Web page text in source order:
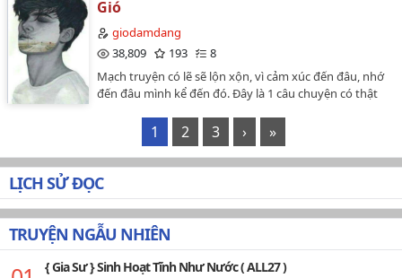
bồn chứa tinh của ma tộc. Cuối cùng, anh hoàn toàn
đánh mất chính mình, vĩnh viễn sa vào vực thẳm khoái
lạc không thể cứu vãn.…
Gió
giodamdang
38,809
193
8
Mạch truyện có lẽ sẽ lộn xộn, vì cảm xúc đến đâu, nhớ
đến đâu mình kể đến đó. Đây là 1 câu chuyện có thật
1 2 3 › »
LỊCH SỬ ĐỌC
TRUYỆN NGẪU NHIÊN
{ Gia Sư } Sinh Hoạt Tĩnh Như Nước ( ALL27 )